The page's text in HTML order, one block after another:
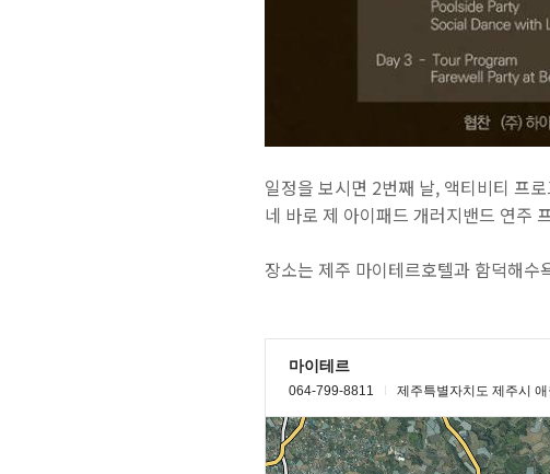
일정을 보시면 2번째 날, 액티비티 프
네 바로 제 아이패드 개러지밴드 연주
장소는 제주 마이테르호텔과 함덕해수